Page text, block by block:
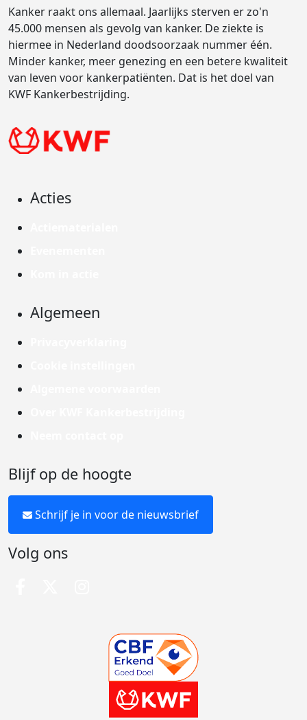
Kanker raakt ons allemaal. Jaarlijks sterven er zo'n
45.000 mensen als gevolg van kanker. De ziekte is
hiermee in Nederland doodsoorzaak nummer één.
Minder kanker, meer genezing en een betere kwaliteit
van leven voor kankerpatiënten. Dat is het doel van
KWF Kankerbestrijding.
Acties
Algemeen
Blijf op de hoogte
Schrijf je in voor de nieuwsbrief
Volg ons